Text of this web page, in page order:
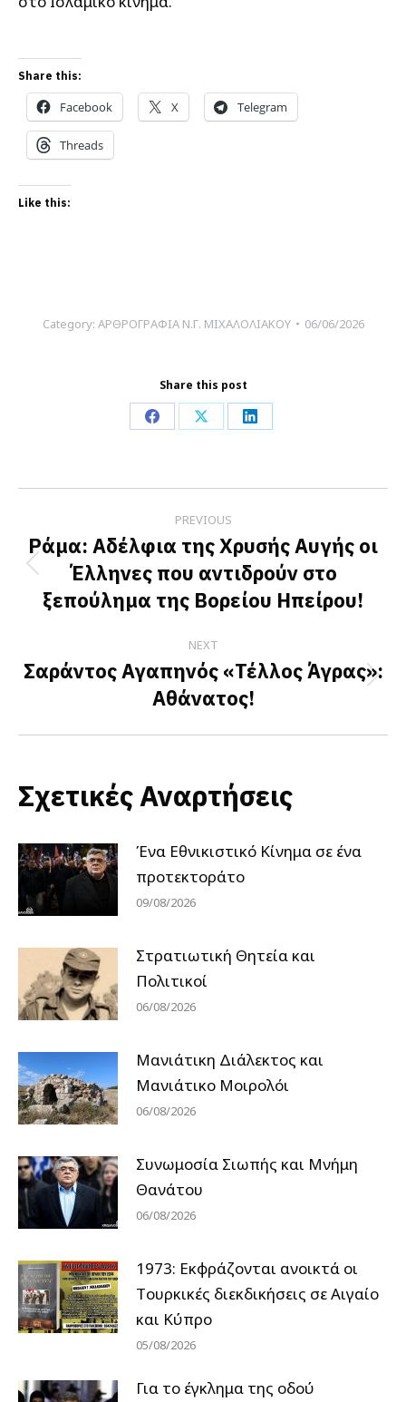
Share this:
Facebook X Telegram
Threads
Like this:
Category: ΑΡΘΡΟΓΡΑΦΙΑ Ν.Γ. ΜΙΧΑΛΟΛΙΑΚΟΥ 06/06/2026
Share this post
Share
Facebook
Share
X
Share
LinkedIn
navigation
PREVIOUS
Previous
post:
Ράμα: Αδέλφια της Χρυσής Αυγής οι
Έλληνες που αντιδρούν στο
ξεπούλημα της Βορείου Ηπείρου!
NEXT
Next
post:
Σαράντος Αγαπηνός «Τέλλος Άγρας»:
Αθάνατος!
Σχετικές Αναρτήσεις
Ένα Εθνικιστικό Κίνημα σε ένα
προτεκτοράτο
09/08/2026
Στρατιωτική Θητεία και
Πολιτικοί
06/08/2026
Μανιάτικη Διάλεκτος και
Μανιάτικο Μοιρολόι
06/08/2026
Συνωμοσία Σιωπής και Μνήμη
Θανάτου
06/08/2026
1973: Εκφράζονται ανοικτά οι
Tουρκικές διεκδικήσεις σε Αιγαίο
και Κύπρο
05/08/2026
Για το έγκλημα της οδού